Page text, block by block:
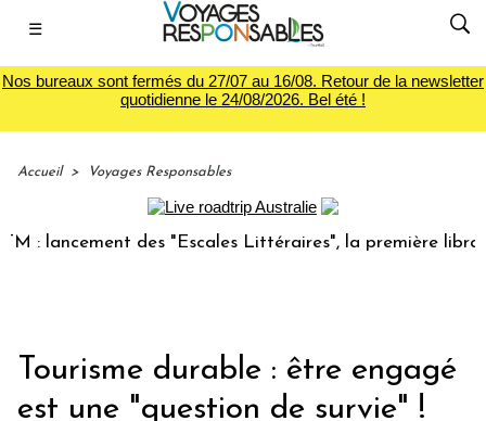
☰
Nos bureaux sont fermés du 27/07 au 16/08. Retour de la newsletter
quotidienne le 24/08/2026. Bel été !
Accueil > Voyages Responsables
des "Escales Littéraires", la première librairie du
Tourisme durable : être engagé
est une "question de survie" !